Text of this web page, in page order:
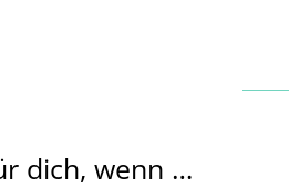
dich, wenn …